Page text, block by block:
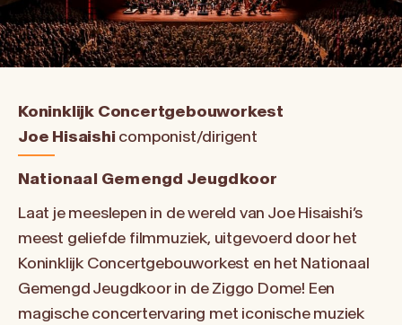
Koninklijk Concertgebouworkest
Joe Hisaishi componist/dirigent
Nationaal Gemengd Jeugdkoor
Laat je meeslepen in de wereld van Joe Hisaishi’s
meest geliefde filmmuziek, uitgevoerd door het
Koninklijk Concertgebouworkest en het Nationaal
Gemengd Jeugdkoor in de Ziggo Dome! Een
magische concertervaring met iconische muziek